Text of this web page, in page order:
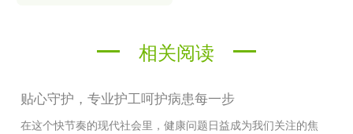
相关阅读
贴心守护，专业护工呵护病患每一步
在这个快节奏的现代社会里，健康问题日益成为我们关注的焦